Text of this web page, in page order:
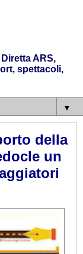
ARS,
spettacoli,
▼
della
un